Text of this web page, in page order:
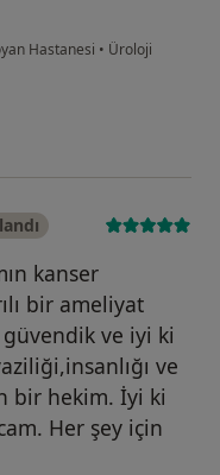
Hastanesi • Üroloji
kanser
bir ameliyat
ve iyi ki
ve
bir hekim. İyi ki
Her şey için